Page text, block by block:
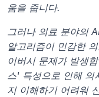
움을 줍니다.
그러나 의료 분야의
알고리즘이 민감한
이버시 문제가 발생
스' 특성으로 인해 의
지 이해하기 어려워